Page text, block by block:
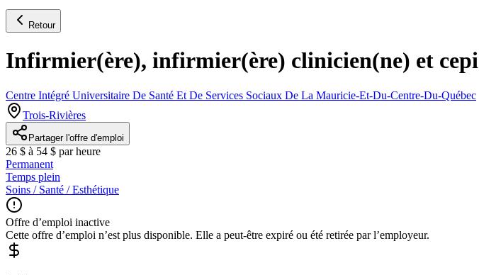
Retour
Infirmier(ère), infirmier(ère) clinicien(ne) et cepi
Centre Intégré Universitaire De Santé Et De Services Sociaux De La Mauricie-Et-Du-Centre-Du-Québec
Trois-Rivières
Partager l'offre d'emploi
26 $ à 54 $ par heure
Permanent
Temps plein
Soins / Santé / Esthétique
Offre d’emploi inactive
Cette offre d’emploi n’est plus disponible. Elle a peut-être expiré ou été retirée par l’employeur.